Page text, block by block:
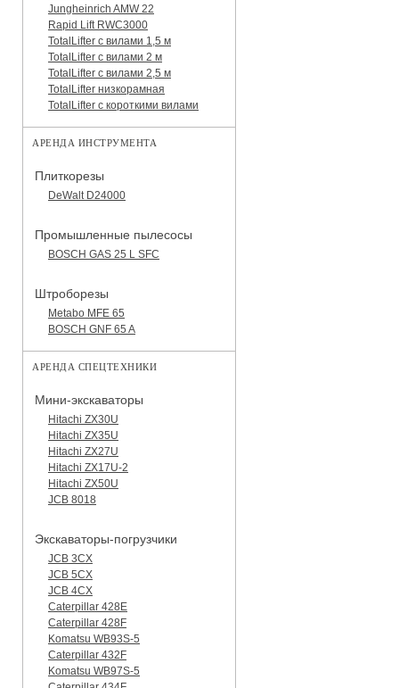
Jungheinrich AMW 22
Rapid Lift RWC3000
TotalLifter с вилами 1,5 м
TotalLifter с вилами 2 м
TotalLifter с вилами 2,5 м
TotalLifter низкорамная
TotalLifter с короткими вилами
АРЕНДА ИНСТРУМЕНТА
Плиткорезы
DeWalt D24000
Промышленные пылесосы
BOSCH GAS 25 L SFC
Штроборезы
Metabo MFE 65
BOSCH GNF 65 A
АРЕНДА СПЕЦТЕХНИКИ
Мини-экскаваторы
Hitachi ZX30U
Hitachi ZX35U
Hitachi ZX27U
Hitachi ZX17U-2
Hitachi ZX50U
JCB 8018
Экскаваторы-погрузчики
JCB 3CX
JCB 5CX
JCB 4CX
Caterpillar 428E
Caterpillar 428F
Komatsu WB93S-5
Caterpillar 432F
Komatsu WB97S-5